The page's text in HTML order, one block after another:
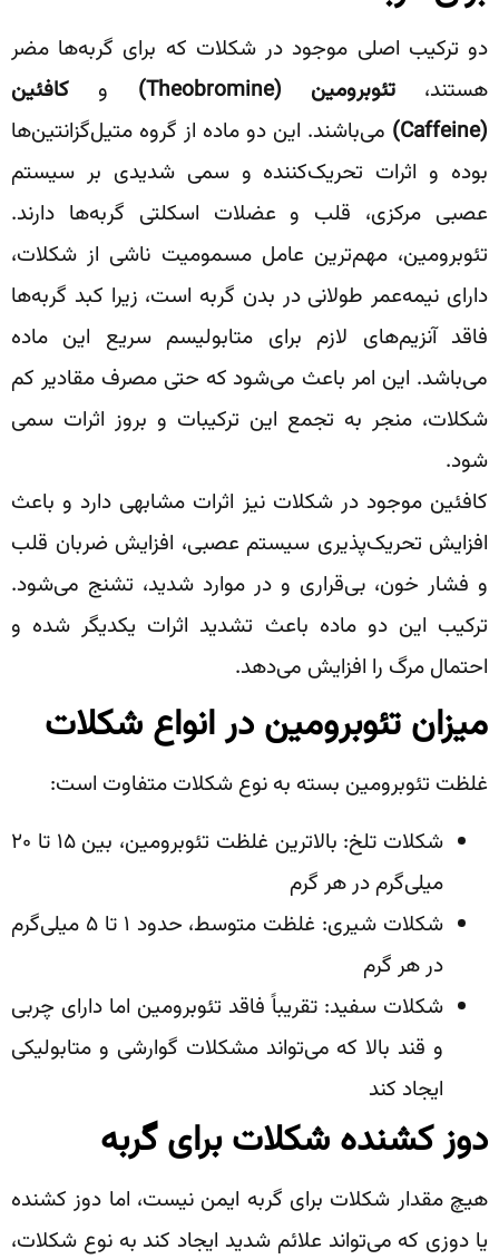
دو ترکیب اصلی موجود در شکلات که برای گربه‌ها مضر
هستند،تئوبرومین (Theobromine) و کافئین
(Caffeine)
می‌باشند. این دو ماده از گروه متیل‌گزانتین‌ها
بوده و اثرات تحریک‌کننده و سمی شدیدی بر سیستم
عصبی مرکزی، قلب و عضلات اسکلتی گربه‌ها دارند.
تئوبرومین، مهم‌ترین عامل مسمومیت ناشی از شکلات،
دارای نیمه‌عمر طولانی در بدن گربه است، زیرا کبد گربه‌ها
فاقد آنزیم‌های لازم برای متابولیسم سریع این ماده
می‌باشد. این امر باعث می‌شود که حتی مصرف مقادیر کم
شکلات، منجر به تجمع این ترکیبات و بروز اثرات سمی
شود.
کافئین موجود در شکلات نیز اثرات مشابهی دارد و باعث
افزایش تحریک‌پذیری سیستم عصبی، افزایش ضربان قلب
و فشار خون، بی‌قراری و در موارد شدید، تشنج می‌شود.
ترکیب این دو ماده باعث تشدید اثرات یکدیگر شده و
احتمال مرگ را افزایش می‌دهد.
میزان تئوبرومین در انواع شکلات
غلظت تئوبرومین بسته به نوع شکلات متفاوت است:
شکلات تلخ: بالاترین غلظت تئوبرومین، بین ۱۵ تا ۲۰
میلی‌گرم در هر گرم
شکلات شیری: غلظت متوسط، حدود ۱ تا ۵ میلی‌گرم
در هر گرم
شکلات سفید: تقریباً فاقد تئوبرومین اما دارای چربی
و قند بالا که می‌تواند مشکلات گوارشی و متابولیکی
ایجاد کند
دوز کشنده شکلات برای گربه
هیچ مقدار شکلات برای گربه ایمن نیست، اما دوز کشنده
یا دوزی که می‌تواند علائم شدید ایجاد کند به نوع شکلات،